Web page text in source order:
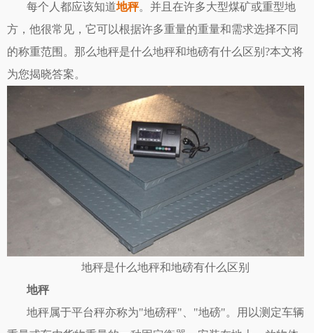
每个人都应该知道地秤。并且在许多大型煤矿或重型地
方，他很常见，它可以根据许多重量的重量和需求选择不同
的称重范围。那么地秤是什么地秤和地磅有什么区别?本文将
为您揭晓答案。
地秤是什么地秤和地磅有什么区别
地秤
地秤属于平台秤亦称为"地磅秤"、"地磅"。用以测定车辆